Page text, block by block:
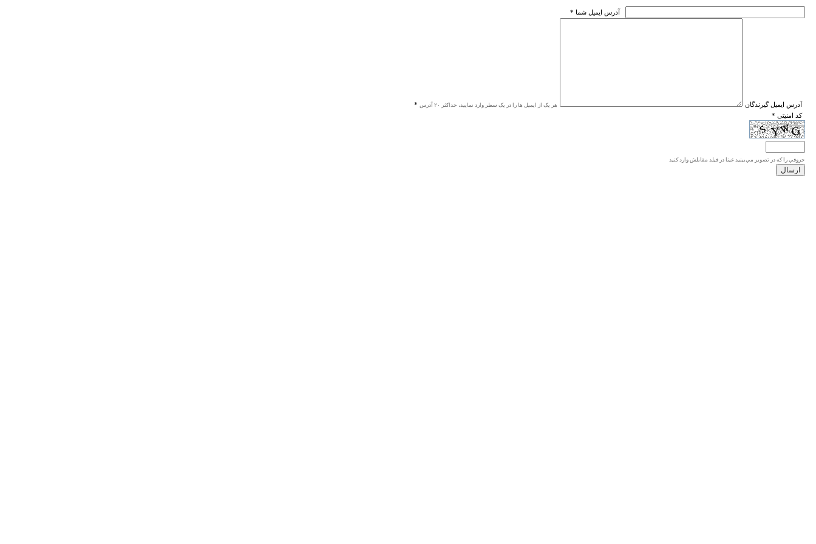
* آدرس ايميل شما
* آدرس ايميل گيرندگان هر یک از ایمیل ها را در یک سطر وارد نمایید، حداکثر ۲۰ آدرس
* کد امنیتی
حروفي را كه در تصوير مي‌بينيد عينا در فيلد مقابلش وارد كنيد